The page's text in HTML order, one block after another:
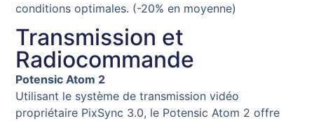
conditions optimales. (-20% en moyenne)
Transmission et
Radiocommande
Potensic Atom 2
Utilisant le système de transmission vidéo
propriétaire PixSync 3.0, le Potensic Atom 2 offre